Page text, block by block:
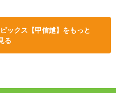
ックス【甲信越】をもっと
る